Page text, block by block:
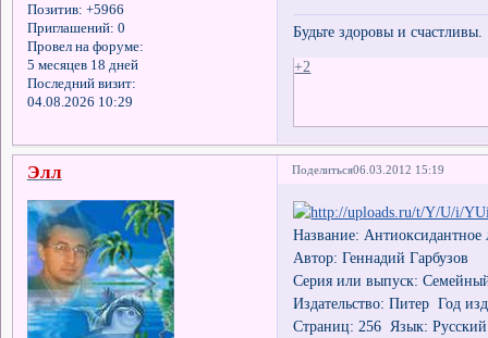
Позитив: +5966
Приглашений: 0
Провел на форуме:
5 месяцев 18 дней
Последний визит:
04.08.2026 10:29
Будьте здоровы и счастливы.
+2
Поделиться06.03.2012 15:19
Элл
Название: Антиоксидантное
Автор: Геннадий Гарбузов
Серия или выпуск:
Издательство: Питер Год
Страниц: 256 Язык: